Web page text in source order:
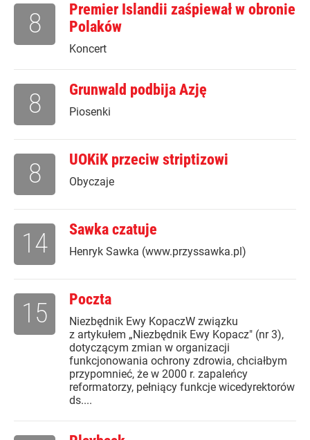
Premier Islandii zaśpiewał w obronie
Polaków
Koncert
8
Grunwald podbija Azję
Piosenki
8
UOKiK przeciw striptizowi
Obyczaje
8
Sawka czatuje
Henryk Sawka (www.przyssawka.pl)
14
Poczta
Niezbędnik Ewy KopaczW związku
z artykułem „Niezbędnik Ewy Kopacz" (nr 3),
dotyczącym zmian w organizacji
funkcjonowania ochrony zdrowia, chciałbym
przypomnieć, że w 2000 r. zapaleńcy
reformatorzy, pełniący funkcje wicedyrektorów
ds....
15